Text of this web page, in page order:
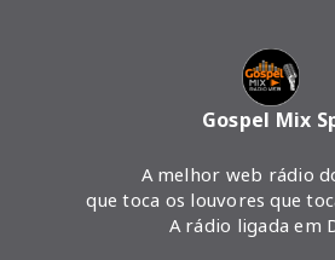
Gospel Mix
A melhor web rádio
que toca os louvores que
A rádio ligada em